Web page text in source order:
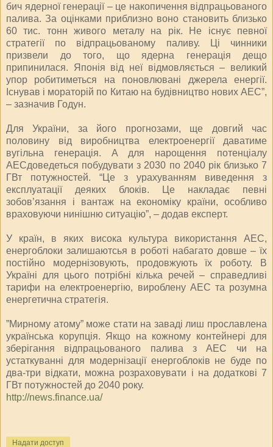
бич ядерної генерації – це накопичення відпрацьованого
палива. За оцінками приблизно воно становить близько
60 тис. тонн живого металу на рік. Не існує певної
стратегії по відпрацьованому паливу. Ці чинники
призвели до того, що ядерна генерація дещо
припинилася. Японія від неї відмовляється – великий
упор робитиметься на поновлювані джерела енергії.
Існував і мораторій по Китаю на будівництво нових АЕС”,
– зазначив Годун.
Для України, за його прогнозами, ще довгий час
половину від виробництва електроенергії даватиме
вугільна генерація. А для нарощення потенціалу
АЕСдоведеться побудувати з 2030 по 2040 рік близько 7
ГВт потужностей. “Це з урахуванням виведення з
експлуатації деяких блоків. Це накладає певні
зобов’язання і вантаж на економіку країни, особливо
враховуючи нинішню ситуацію”, – додав експерт.
У країн, в яких висока культура використання АЕС,
енергоблоки залишаютсья в роботі набагато довше – їх
постійно модернізовують, продовжують їх роботу. В
Україні для цього потрібні кілька речей – справедливі
тарифи на електроенергію, вироблену АЕС та розумна
енергетична стратегія.
”Мирному атому” може стати на заваді лиш прославлена
українська корупція. Якщо на кожному контейнері для
зберігання відпрацьованого палива з АЕС чи на
устаткуванні для модернізації енергоблоків не буде по
два-три відкати, можна розраховувати і на додаткові 7
ГВт потужностей до 2040 року.
http://news.finance.ua/
Надати доступ